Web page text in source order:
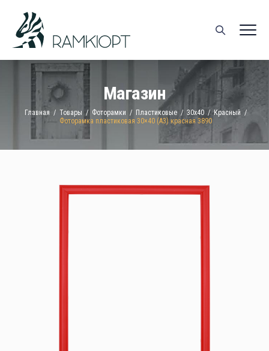
Магазин
Главная / Товары / Фоторамки / Пластиковые/ 30x40/Красный /
Фоторамка пластиковая 30×40 (A3) красная 3890